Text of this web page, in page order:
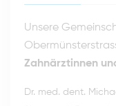
Unsere
Zahnärztinnen
Dr. med. dent.